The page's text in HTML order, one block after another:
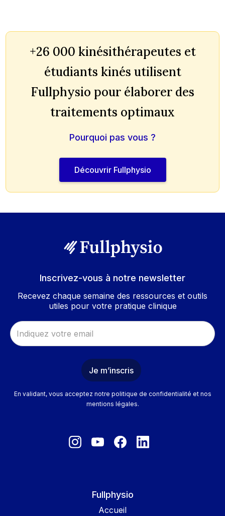
+26 000 kinésithérapeutes et
étudiants kinés utilisent
Fullphysio pour élaborer des
traitements optimaux
Pourquoi pas vous ?
Découvrir Fullphysio
Inscrivez-vous à notre newsletter
Recevez chaque semaine des ressources et outils
utiles pour votre pratique clinique
En validant, vous acceptez notre politique de confidentialité et nos
mentions légales.
Fullphysio
Accueil